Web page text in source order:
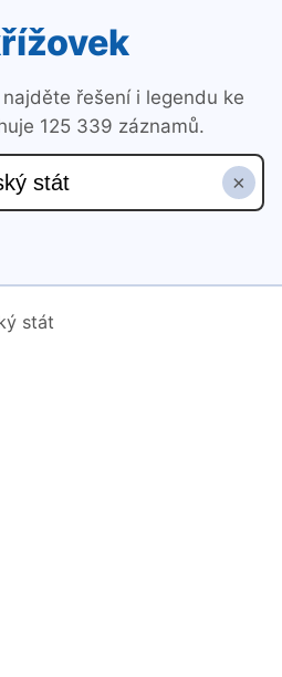
řešení i legendu ke
125 339 záznamů.
×
stát